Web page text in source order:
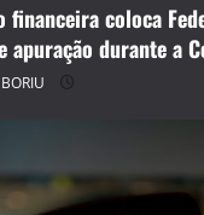
financeira coloca
apuração durante a